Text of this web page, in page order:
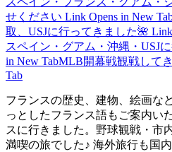
せください Link Opens in New
取、USJに行ってきました🌺
スペイン・グアム・沖縄・USJ
in New TabMLB開幕戦観戦して
Tab
フランスの歴史、建物、絵画な
っとしたフランス語もご案内い
スに行きました。野球観戦・市
満喫の旅でした♪ 海外旅行も国